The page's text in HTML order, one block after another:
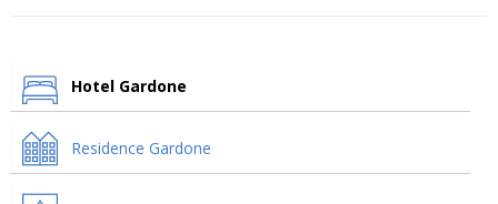
Hotel Gardone
Residence Gardone